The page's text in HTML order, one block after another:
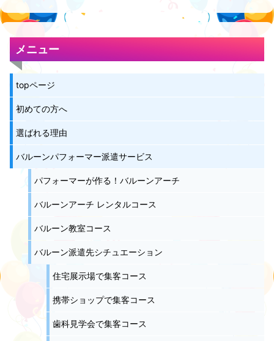
メニュー
topページ
初めての方へ
選ばれる理由
バルーンパフォーマー派遣サービス
パフォーマーが作る！バルーンアーチ
バルーンアーチ レンタルコース
バルーン教室コース
バルーン派遣先シチュエーション
住宅展示場で集客コース
携帯ショップで集客コース
歯科見学会で集客コース